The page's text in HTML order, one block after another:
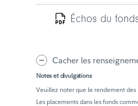
Échos du
Cacher les
Notes et divulgations
Veuillez noter que le rendement des
Les placements dans les fonds